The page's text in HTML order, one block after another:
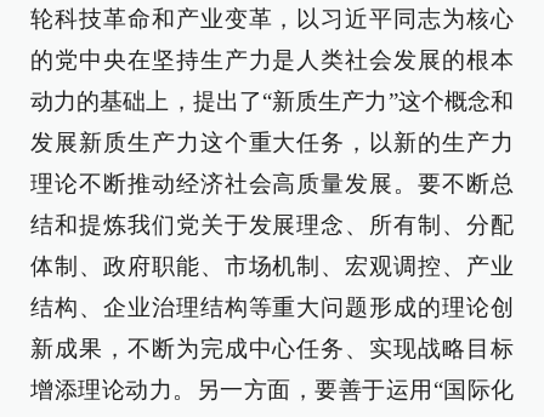
轮科技革命和产业变革，以习近平同志为核心
的党中央在坚持生产力是人类社会发展的根本
动力的基础上，提出了“新质生产力”这个概念和
发展新质生产力这个重大任务，以新的生产力
理论不断推动经济社会高质量发展。要不断总
结和提炼我们党关于发展理念、所有制、分配
体制、政府职能、市场机制、宏观调控、产业
结构、企业治理结构等重大问题形成的理论创
新成果，不断为完成中心任务、实现战略目标
增添理论动力。另一方面，要善于运用“国际化